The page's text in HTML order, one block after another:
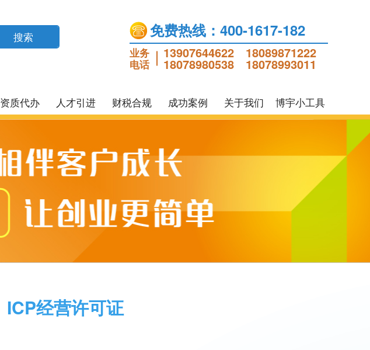
搜索 免费热线：400-1617-182
业务
电话
13907644622 18089871222
18078980538 18078993011
资质代办 人才引进 财税合规 成功案例 关于我们 博宇小工具
ICP经营许可证